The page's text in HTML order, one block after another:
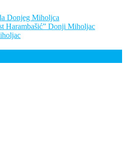
Donjeg Miholjca
Harambašić” Donji Miholjac